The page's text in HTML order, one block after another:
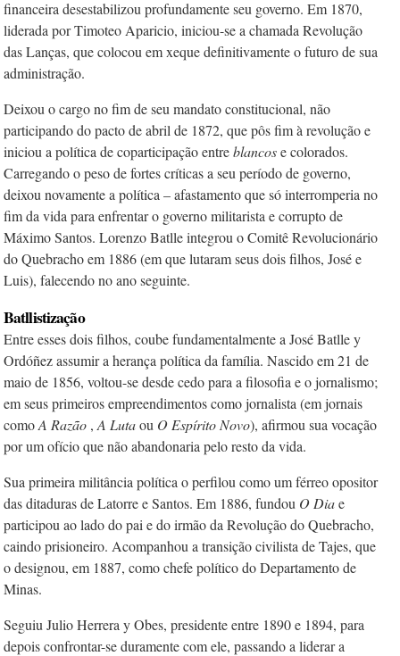
financeira desestabilizou profundamente seu governo. Em 1870,
liderada por Timoteo Aparicio, iniciou-se a chamada Revolução
das Lanças, que colocou em xeque definitivamente o futuro de sua
administração.
Deixou o cargo no fim de seu mandato constitucional, não
participando do pacto de abril de 1872, que pôs fim à revolução e
iniciou a política de coparticipação entreblancose colorados.
Carregando o peso de fortes críticas a seu período de governo,
deixou novamente a política – afastamento que só interromperia no
fim da vida para enfrentar o governo militarista e corrupto de
Máximo Santos. Lorenzo Batlle integrou o Comitê Revolucionário
do Quebracho em 1886 (em que lutaram seus dois filhos, José e
Luis), falecendo no ano seguinte.
Batllistização
Entre esses dois filhos, coube fundamentalmente a José Batlle y
Ordóñez assumir a herança política da família. Nascido em 21 de
maio de 1856, voltou-se desde cedo para a filosofia e o jornalismo;
em seus primeiros empreendimentos como jornalista (em jornais
comoA Razão , A Lutaou O Espírito Novo), afirmou sua vocação
por um ofício que não abandonaria pelo resto da vida.
Sua primeira militância política o perfilou como um férreo opositor
das ditaduras de Latorre e Santos. Em 1886, fundou O Diae
participou ao lado do pai e do irmão da Revolução do Quebracho,
caindo prisioneiro. Acompanhou a transição civilista de Tajes, que
o designou, em 1887, como chefe político do Departamento de
Minas.
Seguiu Julio Herrera y Obes, presidente entre 1890 e 1894, para
depois confrontar-se duramente com ele, passando a liderar a